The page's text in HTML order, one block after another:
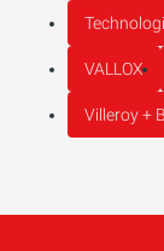
VALLOX
Villeroy +